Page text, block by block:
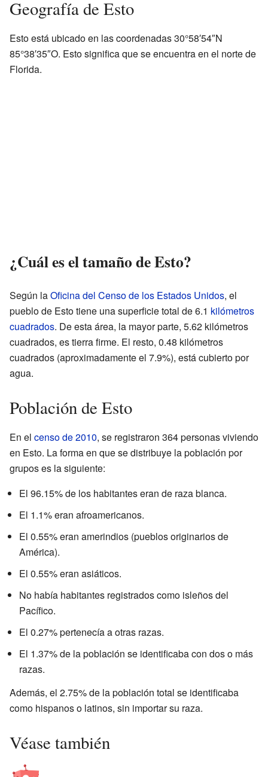
Geografía de Esto
Esto está ubicado en las coordenadas 30°58′54″N
85°38′35″O. Esto significa que se encuentra en el norte de
Florida.
¿Cuál es el tamaño de Esto?
Según laOficina del Censo de los Estados Unidos, el
pueblo de Esto tiene una superficie total de 6.1 kilómetros
cuadrados. De esta área, la mayor parte, 5.62 kilómetros
cuadrados, es tierra firme. El resto, 0.48 kilómetros
cuadrados (aproximadamente el 7.9%), está cubierto por
agua.
Población de Esto
En el censo de 2010, se registraron 364 personas viviendo
en Esto. La forma en que se distribuye la población por
grupos es la siguiente:
El 96.15% de los habitantes eran de raza blanca.
El 1.1% eran afroamericanos.
El 0.55% eran amerindios (pueblos originarios de
América).
El 0.55% eran asiáticos.
No había habitantes registrados como isleños del
Pacífico.
El 0.27% pertenecía a otras razas.
El 1.37% de la población se identificaba con dos o más
razas.
Además, el 2.75% de la población total se identificaba
como hispanos o latinos, sin importar su raza.
Véase también